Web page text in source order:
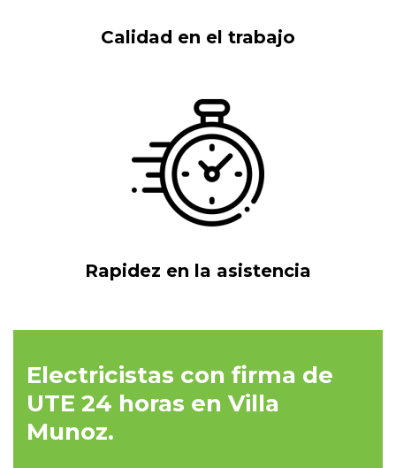
Calidad en el trabajo
Rapidez en la asistencia
Electricistas con firma de
UTE 24 horas en Villa
Munoz.